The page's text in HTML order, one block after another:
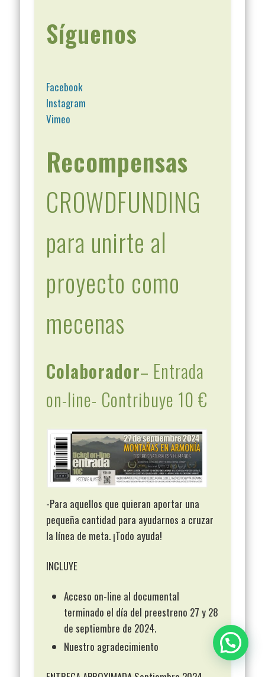
Síguenos
Facebook
Instagram
Vimeo
Recompensas
CROWDFUNDING
para unirte al
proyecto como
mecenas
Colaborador– Entrada
on-line- Contribuye 10 €
-Para aquellos que quieran aportar una
pequeña cantidad para ayudarnos a cruzar
la línea de meta. ¡Todo ayuda!
INCLUYE
Acceso on-line al documental
terminado el día del preestreno 27 y 28
de septiembre de 2024.
Nuestro agradecimiento